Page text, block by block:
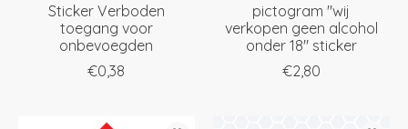
Sticker Verboden
toegang voor
onbevoegden
€0,38
pictogram "wij
verkopen geen alcohol
onder 18" sticker
€2,80